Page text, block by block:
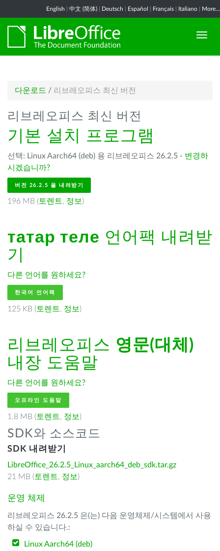
English 中文 (简体) Deutsch Español Français Italiano More...
다운로드 / 리브레오피스 최신 버전
리브레오피스 최신 버전
기본 설치 프로그램
선택: Linux Aarch64 (deb) 용 리브레오피스 26.2.5 - 변경하
시겠습니까?
버전 26.2.5 을 내려받기
196 MB ( 토렌트, 정보 )
татар теле 언어팩 내려받
기
다른 언어를 원하세요?
한국어 언어팩
125 KB ( 토렌트, 정보 )
리브레오피스 영문(대체)
내장 도움말
다른 언어를 원하세요?
오프라인 도움말
1.8 MB ( 토렌트, 정보 )
SDK와 소스코드
SDK 내려받기
LibreOffice_26.2.5_Linux_aarch64_deb_sdk.tar.gz
21 MB ( 토렌트, 정보 )
운영 체제
리브레오피스 26.2.5 은(는) 다음 운영체제/시스템에서 사용
하실 수 있습니다.:
Linux Aarch64 (deb)